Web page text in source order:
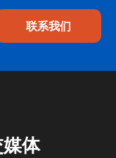
联系我们
体